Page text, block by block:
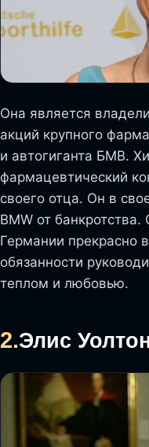
Она является
акций крупного
и автогиганта БМВ.
фармацевтический
своего отца. Он в
BMW от
Германии прекрасно
обязанности
теплом и любовью.
2.Элис